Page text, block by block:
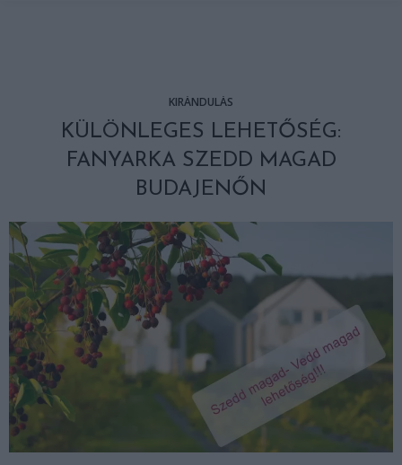
KIRÁNDULÁS
KÜLÖNLEGES LEHETŐSÉG:
FANYARKA SZEDD MAGAD
BUDAJENŐN